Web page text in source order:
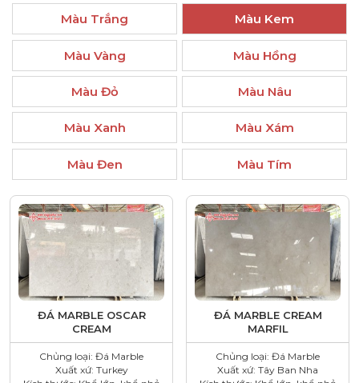
Màu Trắng Màu Kem
Màu Vàng Màu Hồng
Màu Đỏ Màu Nâu
Màu Xanh Màu Xám
Màu Đen Màu Tím
ĐÁ MARBLE OSCAR
CREAM
Chủng loại: Đá Marble
Xuất xứ: Turkey
ĐÁ MARBLE CREAM
MARFIL
Chủng loại: Đá Marble
Xuất xứ: Tây Ban Nha